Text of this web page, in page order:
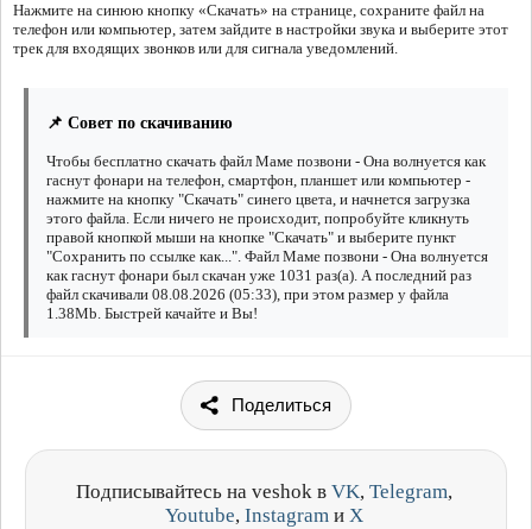
Нажмите на синюю кнопку «Скачать» на странице, сохраните файл на
телефон или компьютер, затем зайдите в настройки звука и выберите этот
трек для входящих звонков или для сигнала уведомлений.
📌 Совет по скачиванию
Чтобы бесплатно скачать файл Маме позвони - Она волнуется как
гаснут фонари на телефон, смартфон, планшет или компьютер -
нажмите на кнопку "Скачать" синего цвета, и начнется загрузка
этого файла. Если ничего не происходит, попробуйте кликнуть
правой кнопкой мыши на кнопке "Скачать" и выберите пункт
"Сохранить по ссылке как...". Файл Маме позвони - Она волнуется
как гаснут фонари был скачан уже 1031 раз(а). А последний раз
файл скачивали 08.08.2026 (05:33), при этом размер у файла
1.38Mb. Быстрей качайте и Вы!
Поделиться
Подписывайтесь на veshok в VK, Telegram,
Youtube, Instagram и X